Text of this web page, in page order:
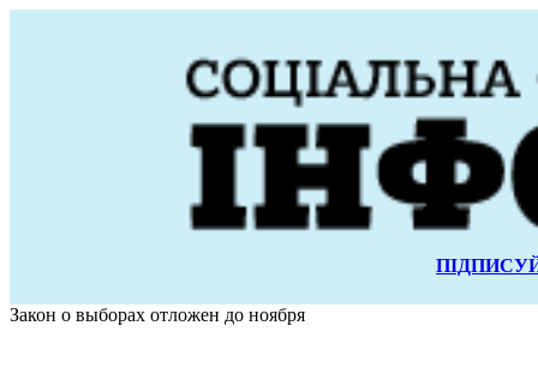
Закон о выборах отложен до ноября